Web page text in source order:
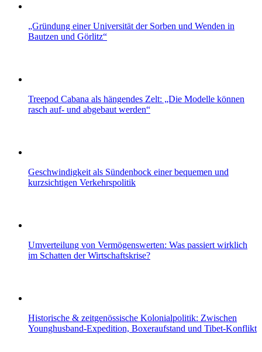
„Gründung einer Universität der Sorben und Wenden in
Bautzen und Görlitz“
Treepod Cabana als hängendes Zelt: „Die Modelle können
rasch auf- und abgebaut werden“
Geschwindigkeit als Sündenbock einer bequemen und
kurzsichtigen Verkehrspolitik
Umverteilung von Vermögenswerten: Was passiert wirklich
im Schatten der Wirtschaftskrise?
Historische & zeitgenössische Kolonialpolitik: Zwischen
Younghusband-Expedition, Boxeraufstand und Tibet-Konflikt